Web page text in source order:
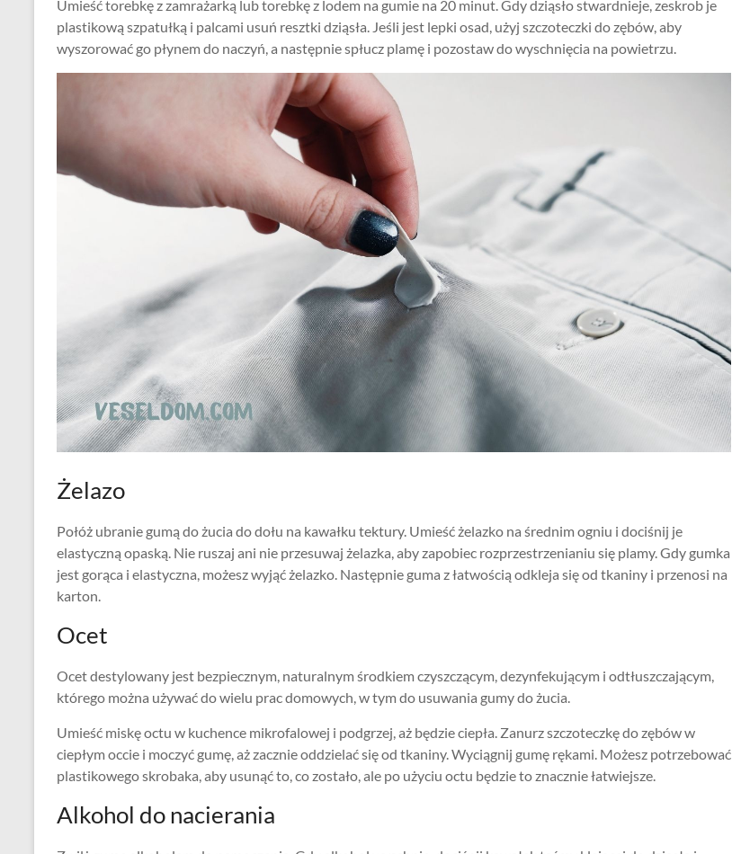
Umieść torebkę z zamrażarką lub torebkę z lodem na gumie na 20 minut. Gdy dziąsło stwardnieje, zeskrob je
plastikową szpatułką i palcami usuń resztki dziąsła. Jeśli jest lepki osad, użyj szczoteczki do zębów, aby
wyszorować go płynem do naczyń, a następnie spłucz plamę i pozostaw do wyschnięcia na powietrzu.
Żelazo
Połóż ubranie gumą do żucia do dołu na kawałku tektury. Umieść żelazko na średnim ogniu i dociśnij je
elastyczną opaską. Nie ruszaj ani nie przesuwaj żelazka, aby zapobiec rozprzestrzenianiu się plamy. Gdy gumka
jest gorąca i elastyczna, możesz wyjąć żelazko. Następnie guma z łatwością odkleja się od tkaniny i przenosi na
karton.
Ocet
Ocet destylowany jest bezpiecznym, naturalnym środkiem czyszczącym, dezynfekującym i odtłuszczającym,
którego można używać do wielu prac domowych, w tym do usuwania gumy do żucia.
Umieść miskę octu w kuchence mikrofalowej i podgrzej, aż będzie ciepła. Zanurz szczoteczkę do zębów w
ciepłym occie i moczyć gumę, aż zacznie oddzielać się od tkaniny. Wyciągnij gumę rękami. Możesz potrzebować
plastikowego skrobaka, aby usunąć to, co zostało, ale po użyciu octu będzie to znacznie łatwiejsze.
Alkohol do nacierania